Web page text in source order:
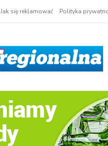
Jak się reklamować Polityka